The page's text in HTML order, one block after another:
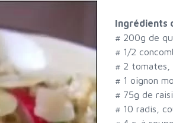
Ingrédients
# 200g de
# 1/2
# 2 tomates,
# 1 oignon
# 75g de
# 10 radis,